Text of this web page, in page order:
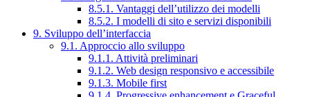
8.5.1. Vantaggi dell’utilizzo dei modelli
8.5.2. I modelli di sito e servizi disponibili
9. Sviluppo dell’interfaccia
9.1. Approccio allo sviluppo
9.1.1. Attività preliminari
9.1.2. Web design responsivo e accessibile
9.1.3. Mobile first